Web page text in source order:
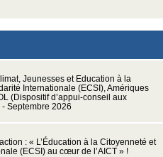
Jeunesses et Education à la
Internationale (ECSI), Amériques
(Dispositif d’appui-conseil aux
Septembre 2026
: « L’Éducation à la Citoyenneté et
(ECSI) au cœur de l’AICT » !